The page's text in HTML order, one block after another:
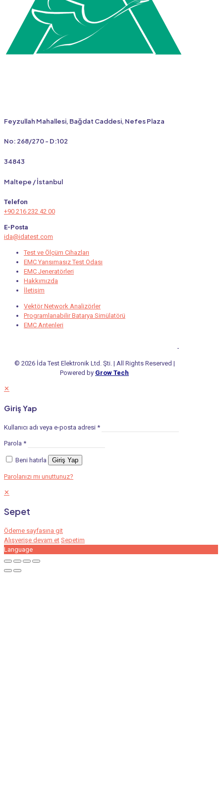
Feyzullah Mahallesi, Bağdat Caddesi, Nefes Plaza
No: 268/270 - D:102
34843
Maltepe / İstanbul
Telefon
+90 216 232 42 00
E-Posta
ida@idatest.com
Test ve Ölçüm Cihazları
EMC Yansımasız Test Odası
EMC Jeneratörleri
Hakkımızda
İletişim
Vektör Network Analizörler
Programlanabilir Batarya Simülatörü
EMC Antenleri
© 2026 İda Test Elektronik Ltd. Şti. | All Rights Reserved |
Powered by Grow Tech
✕
Giriş Yap
Kullanıcı adı veya e-posta adresi *
Parola *
Beni hatırla Giriş Yap
Parolanızı mı unuttunuz?
✕
Sepet
Ödeme sayfasına git
Alışverişe devam et Sepetim
Language